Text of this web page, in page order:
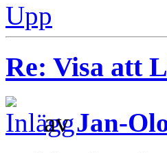
Upp
Re: Visa att
avJan-